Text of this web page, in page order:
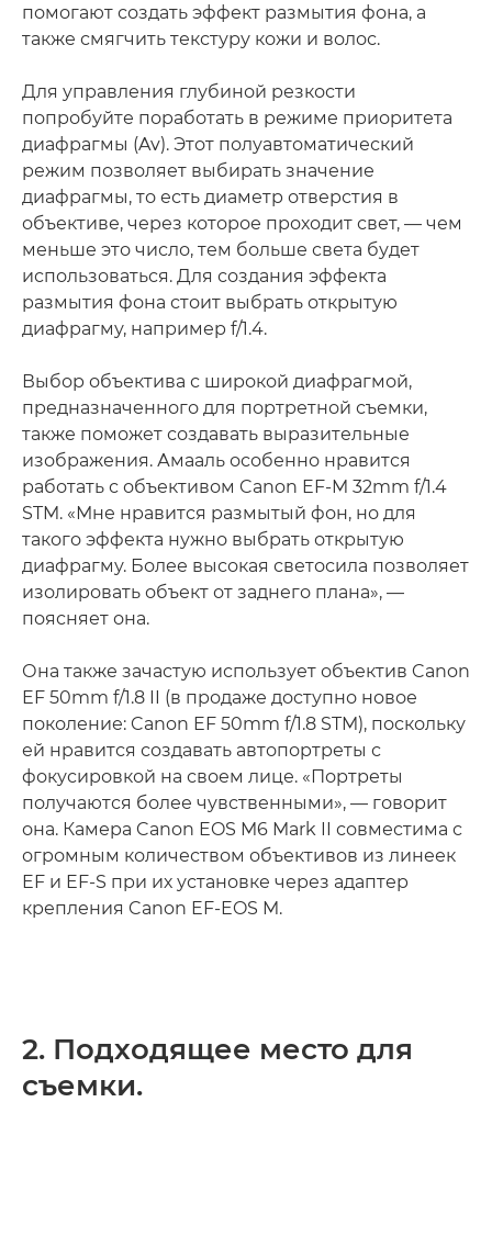
помогают создать эффект размытия фона, а
также смягчить текстуру кожи и волос.
Для управления глубиной резкости
попробуйте поработать в режиме приоритета
диафрагмы (Av). Этот полуавтоматический
режим позволяет выбирать значение
диафрагмы, то есть диаметр отверстия в
объективе, через которое проходит свет, — чем
меньше это число, тем больше света будет
использоваться. Для создания эффекта
размытия фона стоит выбрать открытую
диафрагму, например f/1.4.
Выбор объектива с широкой диафрагмой,
предназначенного для портретной съемки,
также поможет создавать выразительные
изображения. Амааль особенно нравится
работать с объективом Canon EF-M 32mm f/1.4
STM. «Мне нравится размытый фон, но для
такого эффекта нужно выбрать открытую
диафрагму. Более высокая светосила позволяет
изолировать объект от заднего плана», —
поясняет она.
Она также зачастую использует объектив Canon
EF 50mm f/1.8 II (в продаже доступно новое
поколение: Canon EF 50mm f/1.8 STM), поскольку
ей нравится создавать автопортреты с
фокусировкой на своем лице. «Портреты
получаются более чувственными», — говорит
она. Камера Canon EOS M6 Mark II совместима с
огромным количеством объективов из линеек
EF и EF-S при их установке через адаптер
крепления Canon EF-EOS M.
2. Подходящее место для
съемки.